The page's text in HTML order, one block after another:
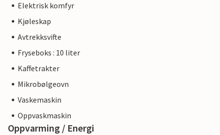
Elektrisk komfyr
Kjøleskap
Avtrekksvifte
Fryseboks : 10 liter
Kaffetrakter
Mikrobølgeovn
Vaskemaskin
Oppvaskmaskin
Oppvarming / Energi